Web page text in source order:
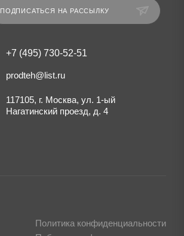
ПОДПИСАТЬСЯ НА РАССЫЛКУ
+7 (495) 730-52-51
prodteh@list.ru
117105, г. Москва, ул. 1-ый
Нагатинский проезд, д. 4
Политика конфиденциальности